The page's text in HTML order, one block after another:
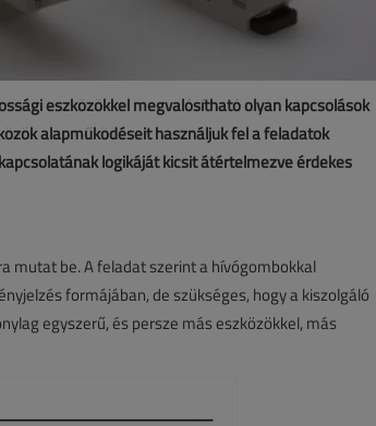
eszközökkel megvalósítható olyan kapcsolások
alapműködéseit használjuk fel a feladatok
logikáját kicsit átértelmezve érdekes
mutat be. A feladat szerint a hívógombokkal
formájában, de szükséges, hogy a kiszolgáló
egyszerű, és persze más eszközökkel, más